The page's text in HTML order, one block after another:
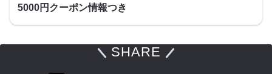
5000円クーポン情報つき
SHARE